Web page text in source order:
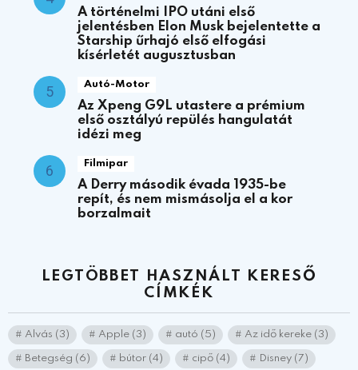
A történelmi IPO utáni első
jelentésben Elon Musk bejelentette a
Starship űrhajó első elfogási
kísérletét augusztusban
Autó-Motor
Az Xpeng G9L utastere a prémium
első osztályú repülés hangulatát
idézi meg
Filmipar
A Derry második évada 1935-be
repít, és nem mismásolja el a kor
borzalmait
LEGTÖBBET HASZNÁLT KERESŐ
CÍMKÉK
Alvás (3) Apple (3) autó (5) Az idő kereke (3)
Betegség (6) bútor (4) cipő (4) Disney (7)